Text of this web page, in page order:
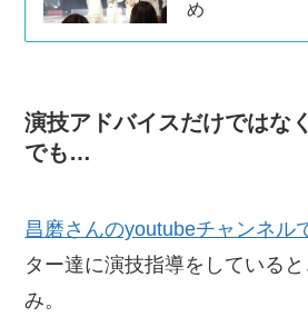
め
演技アドバイスだけではな
でも…
昌磨さんのyoutubeチャンネル
ター達に演技指導をしている
み。